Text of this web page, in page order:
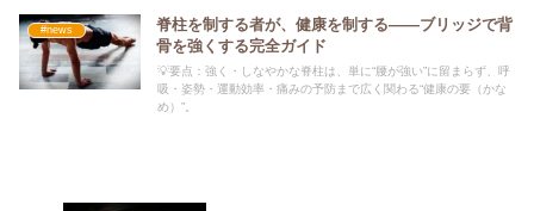
#news
脊柱を制する者が、健康を制する——ブリッジで背
骨を強くする完全ガイド
💡要点：強く・しなやかな脊柱は、単に“腰が強い”に留まらず、呼
吸・姿勢・運動効率・痛みの予防まで広く関わる“健康の要（かな
め）”。